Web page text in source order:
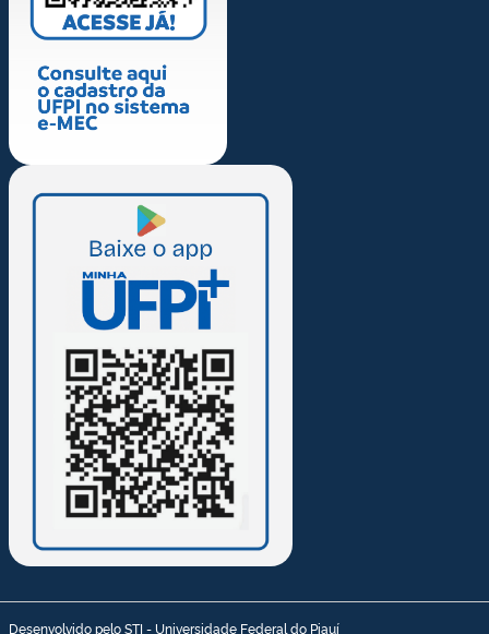
Desenvolvido pelo STI - Universidade Federal do Piauí